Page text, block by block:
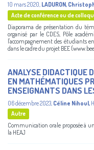
10 mars 2020, LADURON,
Acte de conférence ou de
Diaporama de présentation du
organisé par le CDES, Pôle
l'accompagnement des étudiants
dans le cadre du projet BEE
ANALYSE DIDACTIQUE
EN MATHÉMATIQUES
ENSEIGNANTS DANS
06 décembre 2023, Céline Nihoul,
Autre
Communication orale proposée à
la HEAJ